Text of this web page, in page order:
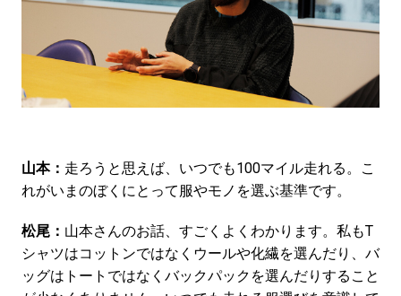
山本： 走ろうと思えば、いつでも100マイル走れる。こ
れがいまのぼくにとって服やモノを選ぶ基準です。
松尾： 山本さんのお話、すごくよくわかります。私もT
シャツはコットンではなくウールや化繊を選んだり、バ
ッグはトートではなくバックパックを選んだりすること